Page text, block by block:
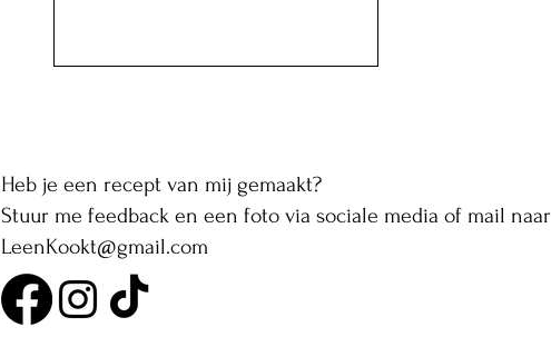
Heb je een recept van mij gemaakt?
Stuur me feedback en een foto via sociale media of mail naar
LeenKookt@gmail.com